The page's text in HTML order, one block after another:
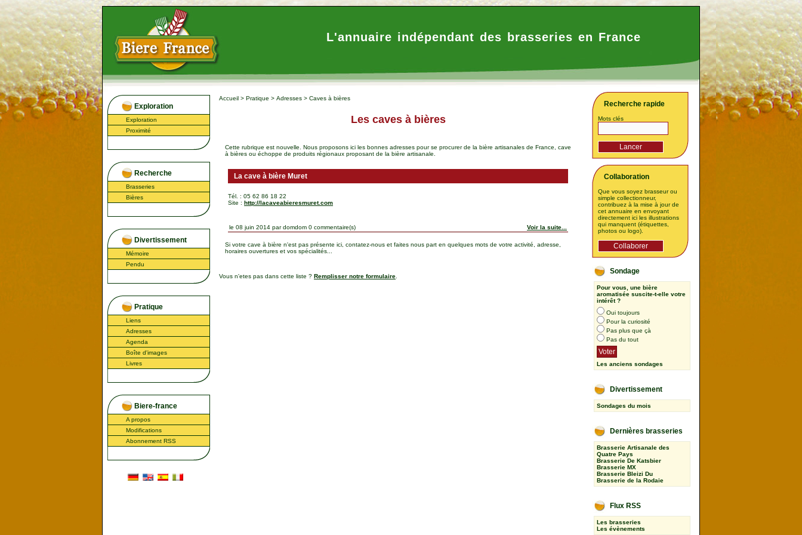
L'annuaire indépendant des brasseries en France
Exploration
Exploration
Proximité
Recherche
Brasseries
Bières
Divertissement
Mémoire
Pendu
Pratique
Liens
Adresses
Agenda
Boîte d'images
Livres
Biere-france
A propos
Modifications
Abonnement RSS
Accueil > Pratique > Adresses > Caves à bières
Les caves à bières
Cette rubrique est nouvelle. Nous proposons ici les bonnes adresses pour se procurer de la bière artisanales de France, cave
à bières ou échoppe de produits régionaux proposant de la bière artisanale.
La cave à bière Muret
Tél. : 05 62 86 18 22
Site : http://lacaveabieresmuret.com
Voir la suite...
le 08 juin 2014 par domdom 0 commentaire(s)
Si votre cave à bière n'est pas présente ici, contatez-nous et faites nous part en quelques mots de votre activité, adresse,
horaires ouvertures et vos spécialités...
Vous n'etes pas dans cette liste ? Remplisser notre formulaire
Recherche rapide
Mots clés
Collaboration
Que vous soyez brasseur ou
simple collectionneur,
contribuez à la mise à jour de
cet annuaire en envoyant
directement ici les illustrations
qui manquent (étiquettes,
photos ou logo).
Sondage
Pour vous, une bière
aromatisée suscite-t-elle votre
intérêt ?
Oui toujours
Pour la curiosité
Pas plus que çà
Pas du tout
Les anciens sondages
Divertissement
Sondages du mois
Dernières brasseries
Brasserie Artisanale des
Quatre Pays
Brasserie De Katsbier
Brasserie MX
Brasserie Bleizi Du
Brasserie de la Rodaie
Flux RSS
Les brasseries
Les évènements